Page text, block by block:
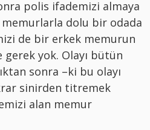
polis ifademizi almaya
dolu bir odada
de bir erkek memurun
gerek yok. Olayı bütün
sonra –ki bu olayı
sinirden titremek
alan memur